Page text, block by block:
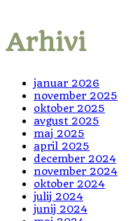
Arhivi
januar 2026
november 2025
oktober 2025
avgust 2025
maj 2025
april 2025
december 2024
november 2024
oktober 2024
julij 2024
junij 2024